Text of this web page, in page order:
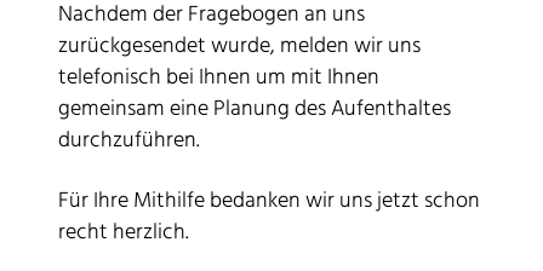
Nachdem der Fragebogen an uns
zurückgesendet wurde, melden wir uns
telefonisch bei Ihnen um mit Ihnen
gemeinsam eine Planung des Aufenthaltes
durchzuführen.
Für Ihre Mithilfe bedanken wir uns jetzt schon
recht herzlich.